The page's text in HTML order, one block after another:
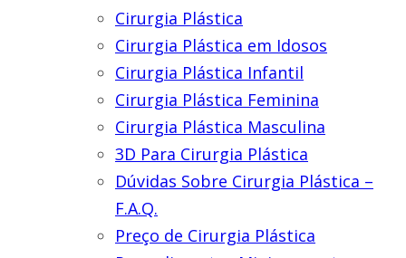
Cirurgia Plástica
Cirurgia Plástica em Idosos
Cirurgia Plástica Infantil
Cirurgia Plástica Feminina
Cirurgia Plástica Masculina
3D Para Cirurgia Plástica
Dúvidas Sobre Cirurgia Plástica –
F.A.Q.
Preço de Cirurgia Plástica